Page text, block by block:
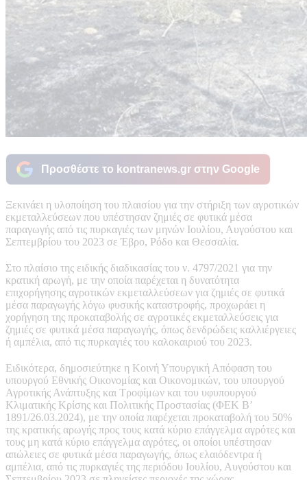
Προσθέστε το kontranews.gr στην Google
Ξεκινάει η υλοποίηση του πλαισίου για την στήριξη των αγροτικών
εκμεταλλεύσεων που υπέστησαν ζημιές σε φυτικά μέσα
παραγωγής από τις πυρκαγιές των μηνών Ιουλίου, Αυγούστου και
Σεπτεμβρίου του 2023 σε Έβρο, Ρόδο και Θεσσαλία.
Στο πλαίσιο της ειδικής διαδικασίας του ν. 4797/2021 για την
κρατική αρωγή, με την οποία παρέχεται η δυνατότητα
επιχορήγησης αγροτικών εκμεταλλεύσεων για ζημιές σε φυτικά
μέσα παραγωγής λόγω φυσικής καταστροφής, προχωράει η
χορήγηση της προκαταβολής σε αγροτικές εκμεταλλεύσεις για
ζημιές σε φυτικά μέσα παραγωγής, όπως δενδρώδεις καλλιέργειες
ή αμπέλια, από τις πυρκαγιές του καλοκαιριού του 2023.
Ειδικότερα, δημοσιεύτηκε η Κοινή Υπουργική Απόφαση του
υπουργού Εθνικής Οικονομίας και Οικονομικών, του υπουργού
Αγροτικής Ανάπτυξης και Τροφίμων και του υφυπουργού
Κλιματικής Κρίσης και Πολιτικής Προστασίας (ΦΕΚ Β’
1891/26.03.2024), με την οποία παρέχεται προκαταβολή του 50%
της κρατικής αρωγής προς τους κατά κύριο επάγγελμα αγρότες και
τους μη κατά κύριο επάγγελμα αγρότες, οι οποίοι υπέστησαν
απώλειες σε φυτικά μέσα παραγωγής, όπως ελαιόδεντρα ή
αμπέλια, από τις πυρκαγιές της περιόδου Ιουλίου, Αυγούστου και